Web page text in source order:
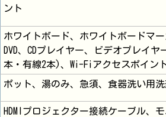
ント
ホワイトボード、ホワイトボードマ
DVD、CDプレイヤー、ビデオプレイ
本・有線2本)、Wi-Fiアクセスポイン
ポット、湯のみ、急須、食器洗い用
HDMIプロジェクター接続ケーブル、